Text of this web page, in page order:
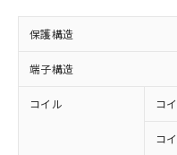
保護構造
端子構造
コイル コ
コ